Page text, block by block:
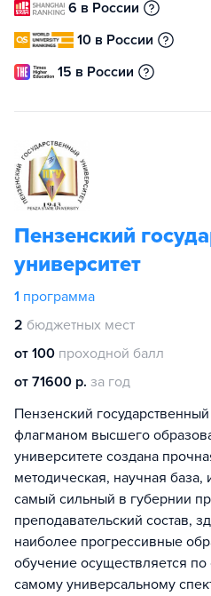
6 в России
10 в России
15 в России
Пензенский
университет
1 программа
2 бюджетных мест
от 100 проходной балл
от 71600 р. за год
Пензенский
флагманом высшего
университете создана
методическая, научная
самый сильный в губернии
преподавательский состав,
наиболее прогрессивные
обучение осуществляется
самому универсальному